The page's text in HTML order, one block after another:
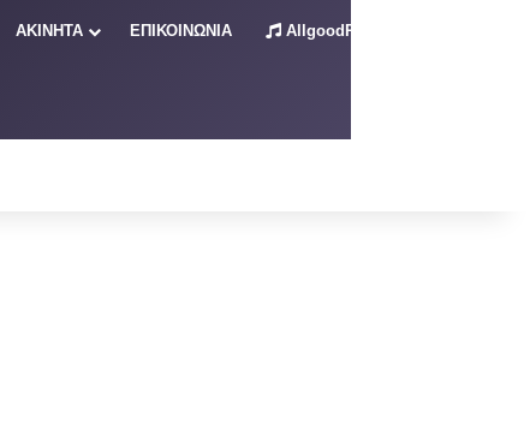
ΑΚΙΝΗΤΑ ΕΠΙΚΟΙΝΩΝΙΑ AllgoodRadio – Live